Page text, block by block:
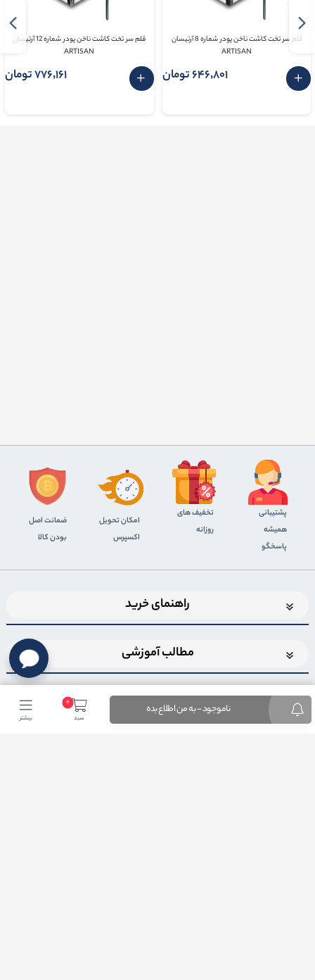
ناموجود - به من اطلاع بده
قلم سر تخت کاشت ناخن پودر شماره 8 آرتیسان
ARTISAN
646٬801 تومان
قلم سر تخت کاشت ناخن پودر شماره 12 آرتیسان
ARTISAN
776٬161 تومان
0
سبد بیشتر
پشتیبانی
همیشه
پاسخگو
تخفیف های
روزانه
اﻣﮑﺎن ﺗﺤﻮﯾﻞ
اﮐﺴﭙﺮس
ضمانت اصل
بودن کالا
راهنمای خرید
مطالب آموزشی